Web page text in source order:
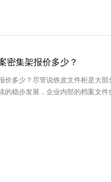
密集架报价多少？
价多少？尽管说铁皮文件柜是大
的稳步发展，企业内部的档案文